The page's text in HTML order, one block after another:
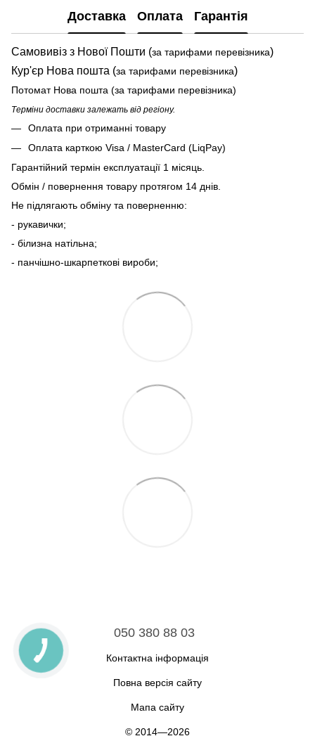
Доставка Оплата Гарантія
Самовивіз з Нової Пошти (за тарифами перевізника)
Кур'єр Нова пошта (за тарифами перевізника)
Потомат Нова пошта (за тарифами перевізника)
Терміни доставки залежать від регіону.
Оплата при отриманні товару
Оплата карткою Visa / MasterCard (LiqPay)
Гарантійний термін експлуатації 1 місяць.
Обмін / повернення товару протягом 14 днів.
Не підлягають обміну та поверненню:
- рукавички;
- білизна натільна;
- панчішно-шкарпеткові вироби;
050 380 88 03
Контактна інформація
Повна версія сайту
Мапа сайту
© 2014—2026